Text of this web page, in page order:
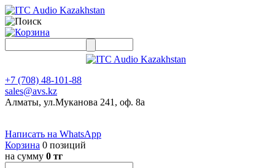
+7 (708) 48-101-88
sales@avs.kz
Алматы, ул.Муканова 241, оф. 8а
Написать на WhatsApp
Корзина 0 позиций
на сумму 0 тг